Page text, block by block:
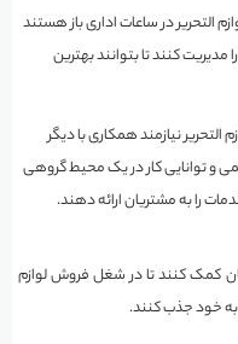
التحریر در ساعات اداری باز هستند
کنند تا بتوانند بهترین
التحریر نیازمند همکاری با دیگر
و توانایی کار در یک محیط گروهی
را به مشتریان ارائه دهند.
کمک کنند تا در شغل فروش لوازم
به خود جذب کنند.